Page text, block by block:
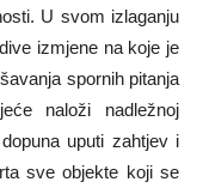
U svom izlaganju
izmjene na koje je
spornih pitanja
naloži nadležnoj
uputi zahtjev i
sve objekte koji se